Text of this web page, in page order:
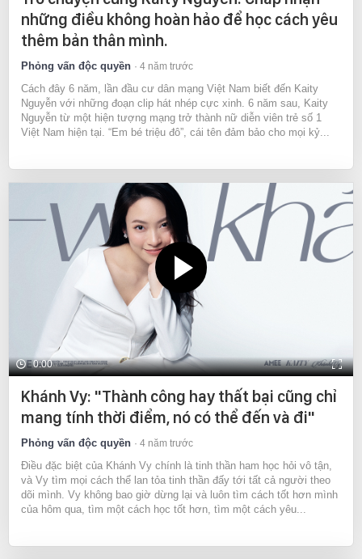
những điều không hoàn hảo để học cách yêu
thêm bản thân mình.
Phỏng vấn độc quyền 4 năm trước
Cách đây 6 năm, lần đầu cư dân mạng Việt Nam biết đến Kaity
Nguyễn với những đoạn clip hát nhép cực xinh. 6 năm sau, Kaity
Nguyễn từ một hiện tượng mạng trở thành nữ diễn viên trẻ số 1
Việt Nam hiện tại. “Em bé triệu đô”, cái tên đảm bảo cho mọi kỷ...
0:00
Khánh Vy: "Thành công hay thất bại cũng chỉ
mang tính thời điểm, nó có thể đến và đi"
Phỏng vấn độc quyền 4 năm trước
Điều đặc biệt của Khánh Vy chính là tinh thần ham học hỏi vô tận,
và Vy tìm mọi cách thể lan tỏa tinh thần đấy tới tất cả người theo
dõi mình. Vy không bao giờ dừng lại và luôn tìm cách tốt hơn mình
của hôm qua, tìm một cách học tốt hơn, tìm một cách yêu...